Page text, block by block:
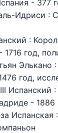
- 377
Идриси :
:
год,
Элькано :
год,
Испанский
- 1886
Испанская